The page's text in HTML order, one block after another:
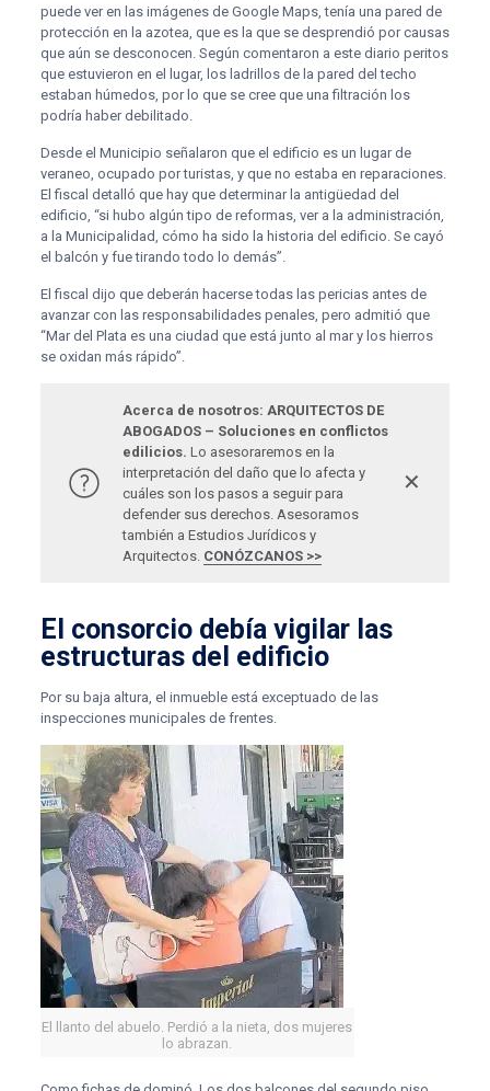
puede ver en las imágenes de Google Maps, tenía una pared de
protección en la azotea, que es la que se desprendió por causas
que aún se desconocen. Según comentaron a este diario peritos
que estuvieron en el lugar, los ladrillos de la pared del techo
estaban húmedos, por lo que se cree que una filtración los
podría haber debilitado.
Desde el Municipio señalaron que el edificio es un lugar de
veraneo, ocupado por turistas, y que no estaba en reparaciones.
El fiscal detalló que hay que determinar la antigüedad del
edificio, “si hubo algún tipo de reformas, ver a la administración,
a la Municipalidad, cómo ha sido la historia del edificio. Se cayó
el balcón y fue tirando todo lo demás”.
El fiscal dijo que deberán hacerse todas las pericias antes de
avanzar con las responsabilidades penales, pero admitió que
“Mar del Plata es una ciudad que está junto al mar y los hierros
se oxidan más rápido”.
Acerca de nosotros: ARQUITECTOS DE
ABOGADOS – Soluciones en conflictos
edilicios. Lo asesoraremos en la
interpretación del daño que lo afecta y
cuáles son los pasos a seguir para
defender sus derechos. Asesoramos
también a Estudios Jurídicos y
Arquitectos. CONÓZCANOS >>
✕
El consorcio debía vigilar las
estructuras del edificio
Por su baja altura, el inmueble está exceptuado de las
inspecciones municipales de frentes.
El llanto del abuelo. Perdió a la nieta, dos mujeres
lo abrazan.